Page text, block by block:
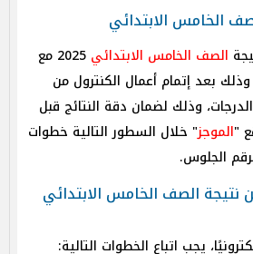
الخامس الابتدائي
الصف الخامس الابتدائي
2025 مع
بعد إتمام أعمال الكنترول من
وذلك لضمان دقة النتائج قبل
"الموجز" خلال السطور التالية خطوات
الجلوس.
نتيجة الصف الخامس الابتدائي
يجب اتباع الخطوات التالية: